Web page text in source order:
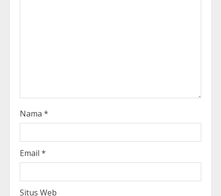
Nama *
Email *
Situs Web